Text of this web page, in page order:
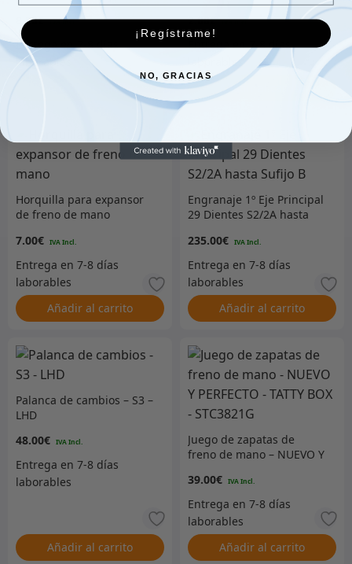
8.00€
Añadir al carrito
2.00€
Añadir al carrito
Horquilla para expansor
de freno de mano
7.00€
Añadir al carrito
Engranaje 1º Eje Principal
29 Dientes S2/2A hasta
235.00€
Añadir al carrito
Palanca de cambios – S3 –
LHD
48.00€
Añadir al carrito
Juego de zapatas de
freno de mano – NUEVO Y
STC3821G
39.00€
Añadir al carrito
¡Regístrame!
NO, GRACIAS